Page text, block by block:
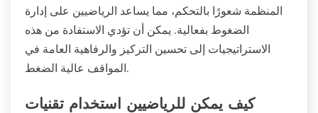
المنظمة شعورًا بالتحكم، مما يساعد الرياضيين على إدارة
الضغوط بفعالية. يمكن أن تؤدي الاستفادة من هذه
الاستراتيجيات إلى تحسين التركيز والرفاهية العامة في
المواقف عالية الضغط.
كيف يمكن للرياضيين استخدام تقنيات